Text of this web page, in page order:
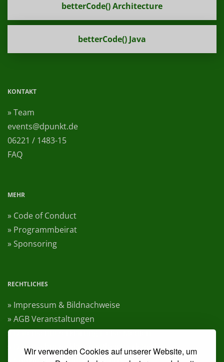
Wir verwenden Cookies auf unserer Website, um
betterCode() Architecture
betterCode() Java
KONTAKT
» Team
events@dpunkt.de
06221 / 1483-15
FAQ
MEHR
» Code of Conduct
» Programmbeirat
» Sponsoring
RECHTLICHES
» Impressum & Bildnachweise
» AGB Veranstaltungen
» Datenschutzerklärung Heise Medien
» Datenschutzerklärung Rheinwerk Verlag